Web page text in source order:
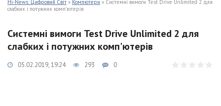
Hi-News: Цифровий Світ » Компютери » Системні вимоги Test Drive Unlimited 2 для
слабких і потужних комп'ютерів
Системні вимоги Test Drive Unlimited 2 для
слабких і потужних комп'ютерів
05.02.2019, 19:24 293 0